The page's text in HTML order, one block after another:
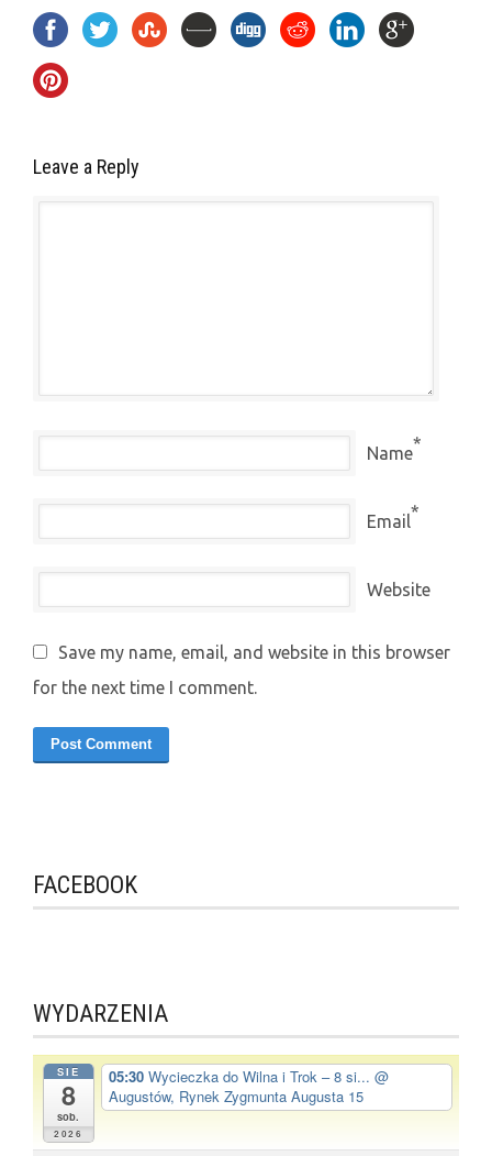
Leave a Reply
Name*
Email*
Website
Save my name, email, and website in this browser
for the next time I comment.
FACEBOOK
WYDARZENIA
SIE
8
sob.
2026
05:30 Wycieczka do Wilna i Trok – 8 si... @
Augustów, Rynek Zygmunta Augusta 15